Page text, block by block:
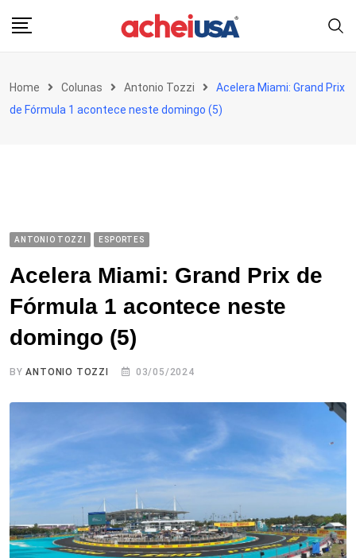
Home Colunas Antonio Tozzi
Acelera Miami: Grand Prix
de Fórmula 1 acontece neste domingo (5)
ANTONIO TOZZI ESPORTES
Acelera Miami: Grand Prix de
Fórmula 1 acontece neste
domingo (5)
BYANTONIO TOZZI 03/05/2024